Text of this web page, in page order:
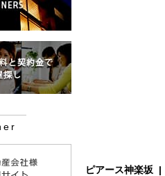
ピアース神楽坂 |